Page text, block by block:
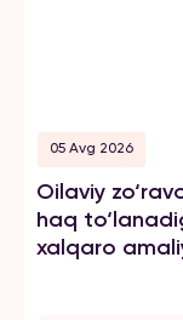
05 Avg 2026
Oilaviy
haq
xalqaro